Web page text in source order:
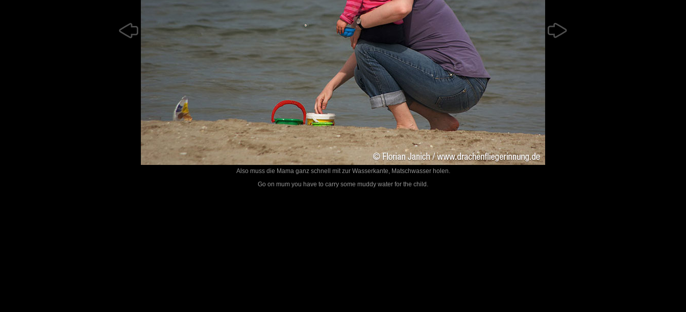
Also muss die Mama ganz schnell mit zur Wasserkante, Matschwasser holen.
Go on mum you have to carry some muddy water for the child.